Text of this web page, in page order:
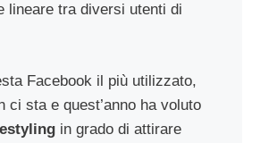
lineare tra diversi utenti di
Facebook il più utilizzato,
ci sta e quest’anno ha voluto
in grado di attirare